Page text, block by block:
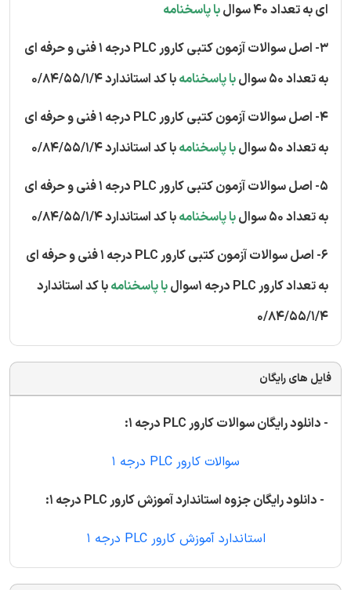
ای به تعداد 40 سوال
با پاسخنامه
3- اصل سوالات آزمون کتبی کارور PLC درجه 1 فنی و حرفه ای
به تعداد 50 سوال
با پاسخنامهبا کد استاندارد 0/84/55/1/4
4- اصل سوالات آزمون کتبی کارور PLC درجه 1 فنی و حرفه ای
به تعداد 50 سوال
با پاسخنامهبا کد استاندارد 0/84/55/1/4
5- اصل سوالات آزمون کتبی کارور PLC درجه 1 فنی و حرفه ای
به تعداد 50 سوال
با پاسخنامهبا کد استاندارد 0/84/55/1/4
6- اصل سوالات آزمون کتبی کارور PLC درجه 1 فنی و حرفه ای
به تعداد کارور PLC درجه 1سوال
با پاسخنامهبا کد استاندارد
0/84/55/1/4
فایل های رایگان
- دانلود رایگان سوالات کارور PLC درجه 1:
سوالات کارور PLC درجه 1
- دانلود رایگان جزوه استاندارد آموزش کارور PLC درجه 1:
استاندارد آموزش کارور PLC درجه 1